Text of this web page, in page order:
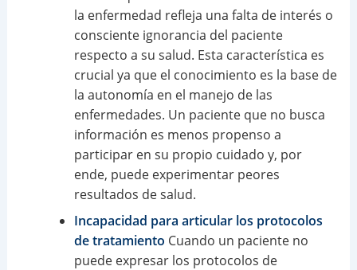
la enfermedad refleja una falta de interés o
consciente ignorancia del paciente
respecto a su salud. Esta característica es
crucial ya que el conocimiento es la base de
la autonomía en el manejo de las
enfermedades. Un paciente que no busca
información es menos propenso a
participar en su propio cuidado y, por
ende, puede experimentar peores
resultados de salud.
Incapacidad para articular los protocolos
de tratamiento Cuando un paciente no
puede expresar los protocolos de